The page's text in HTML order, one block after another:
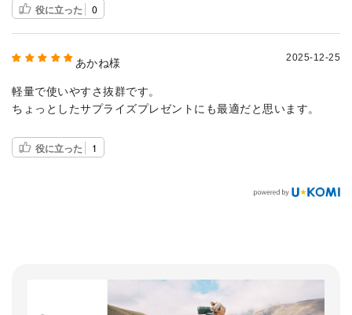
役に立った 0
あかね様 2025-12-25
軽量で使いやすさ抜群です。
ちょっとしたサプライズプレゼントにも最適だと思います。
役に立った 1